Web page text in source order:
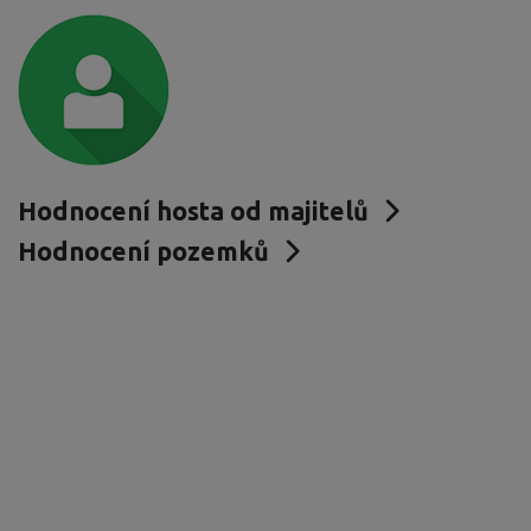
Hodnocení hosta od majitelů
Hodnocení pozemků